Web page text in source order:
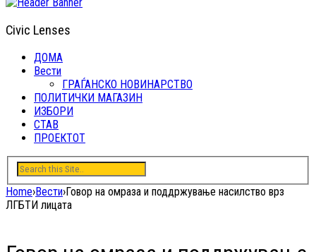
Civic Lenses
ДОМА
Вести
ГРАЃАНСКО НОВИНАРСТВО
ПОЛИТИЧКИ МАГАЗИН
ИЗБОРИ
СТАВ
ПРОЕКТОТ
Home›Вести›Говор на омраза и поддржување насилство врз
ЛГБТИ лицата